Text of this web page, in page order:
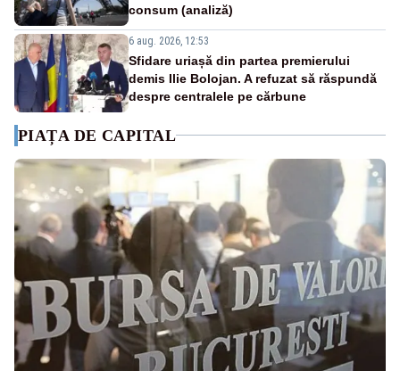
consum (analiză)
6 aug. 2026, 12:53
Sfidare uriașă din partea premierului
demis Ilie Bolojan. A refuzat să răspundă
despre centralele pe cărbune
PIAȚA DE CAPITAL